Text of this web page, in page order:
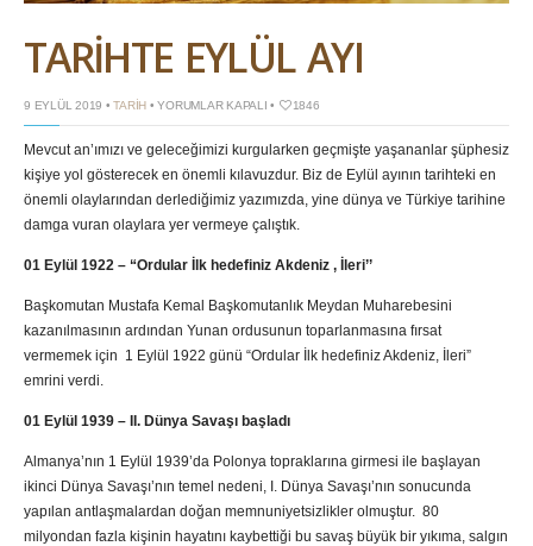
TARİHTE EYLÜL AYI
9 EYLÜL 2019 •TARIH •TARİHTE
IÇIN
YORUMLAR KAPALI • 1846
Mevcut an’ımızı ve geleceğimizi kurgularken geçmişte yaşananlar şüphesiz
kişiye yol gösterecek en önemli kılavuzdur. Biz de Eylül ayının tarihteki en
önemli olaylarından derlediğimiz yazımızda, yine dünya ve Türkiye tarihine
damga vuran olaylara yer vermeye çalıştık.
01 Eylül 1922 – “Ordular İlk hedefiniz Akdeniz , İleri’’
Başkomutan Mustafa Kemal Başkomutanlık Meydan Muharebesini
kazanılmasının ardından Yunan ordusunun toparlanmasına fırsat
vermemek için 1 Eylül 1922 günü “Ordular İlk hedefiniz Akdeniz, İleri”
emrini verdi.
01 Eylül 1939 – II. Dünya Savaşı başladı
Almanya’nın 1 Eylül 1939’da Polonya topraklarına girmesi ile başlayan
ikinci Dünya Savaşı’nın temel nedeni, I. Dünya Savaşı’nın sonucunda
yapılan antlaşmalardan doğan memnuniyetsizlikler olmuştur. 80
milyondan fazla kişinin hayatını kaybettiği bu savaş büyük bir yıkıma, salgın